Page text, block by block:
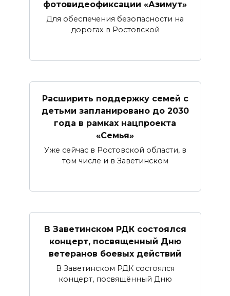
фотовидеофиксации «Азимут»
Для обеспечения безопасности на
дорогах в Ростовской
Расширить поддержку семей с
детьми запланировано до 2030
года в рамках нацпроекта
«Семья»
Уже сейчас в Ростовской области, в
том числе и в Заветинском
В Заветинском РДК состоялся
концерт, посвященный Дню
ветеранов боевых действий
В Заветинском РДК состоялся
концерт, посвящённый Дню